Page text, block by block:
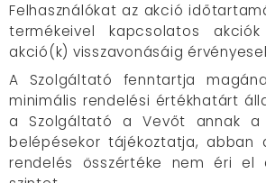
Felhasználókat az akció
termékeivel kapcsolatos
akció(k) visszavonásáig
A Szolgáltató fenntartja
minimális rendelési értékhatárt
a Szolgáltató a Vevőt annak a
belépésekor tájékoztatja, abban
rendelés összértéke nem éri el